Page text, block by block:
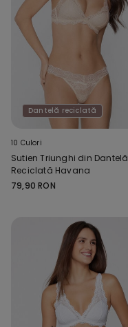
Dantelă reciclată
10 Culori
Sutien Triunghi din Dantelă
Reciclată Havana
79,90 RON